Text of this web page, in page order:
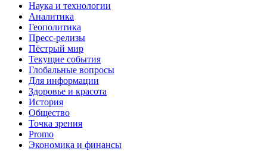
Наука и технологии
Аналитика
Геополитика
Пресс-релизы
Пёстрый мир
Текущие события
Глобальные вопросы
Для информации
Здоровье и красота
История
Общество
Точка зрения
Promo
Экономика и финансы